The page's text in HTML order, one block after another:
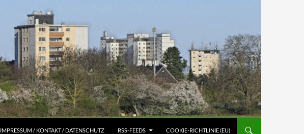
IMPRESSUM / KONTAKT / DATENSCHUTZ RSS-FEEDS COOKIE-RICHTLINIE (EU)